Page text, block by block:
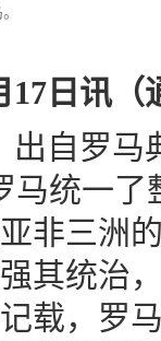
17日讯（
出自罗
马统一
非三洲
其统治
载，罗